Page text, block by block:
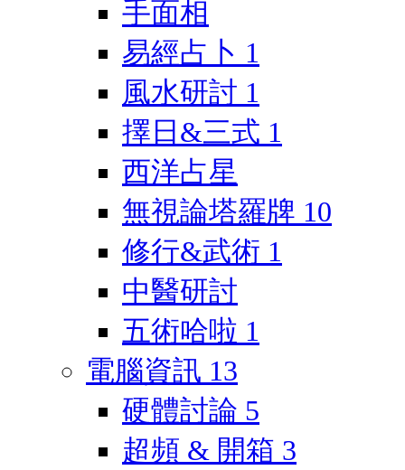
手面相
易經占卜 1
風水研討 1
擇日&三式 1
西洋占星
無視論塔羅牌 10
修行&武術 1
中醫研討
五術哈啦 1
電腦資訊 13
硬體討論 5
超頻 & 開箱 3